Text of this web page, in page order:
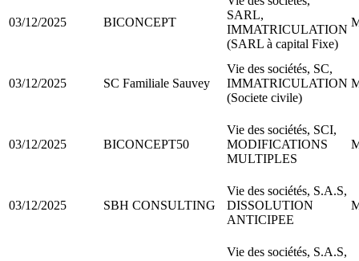
03/12/2025 BICONCEPT
SARL,
IMMATRICULATION
(SARL à capital Fixe)
03/12/2025 SC Familiale Sauvey
Vie des sociétés, SC,
IMMATRICULATION
(Societe civile)
03/12/2025 BICONCEPT50
Vie des sociétés, SCI,
MODIFICATIONS
MULTIPLES
03/12/2025 SBH CONSULTING
Vie des sociétés, S.A.S,
DISSOLUTION
ANTICIPEE
Vie des sociétés, S.A.S,